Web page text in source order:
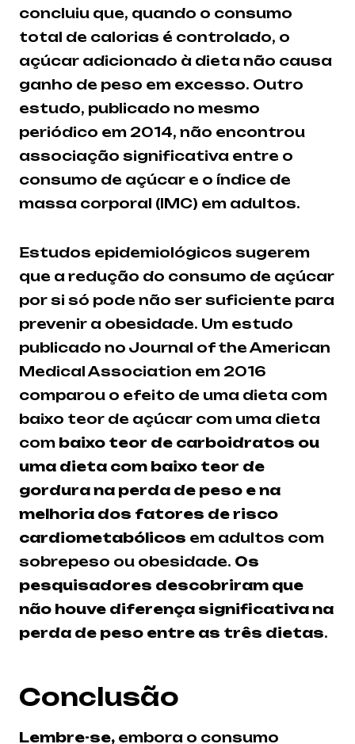
concluiu que, quando o consumo
total de calorias é controlado, o
açúcar adicionado à dieta não causa
ganho de peso em excesso. Outro
estudo, publicado no mesmo
periódico em 2014, não encontrou
associação significativa entre o
consumo de açúcar e o índice de
massa corporal (IMC) em adultos.
Estudos epidemiológicos sugerem
que a redução do consumo de açúcar
por si só pode não ser suficiente para
prevenir a obesidade. Um estudo
publicado no Journal of the American
Medical Association em 2016
comparou o efeito de uma dieta com
baixo teor de açúcar com uma dieta
com baixo teor de carboidratos ou
uma dieta com baixo teor de
gordura na perda de peso e na
melhoria dos fatores de risco
cardiometabólicos em adultos com
sobrepeso ou obesidade. Os
pesquisadores descobriram que
não houve diferença significativa na
perda de peso entre as três dietas.
Conclusão
Lembre-se, embora o consumo